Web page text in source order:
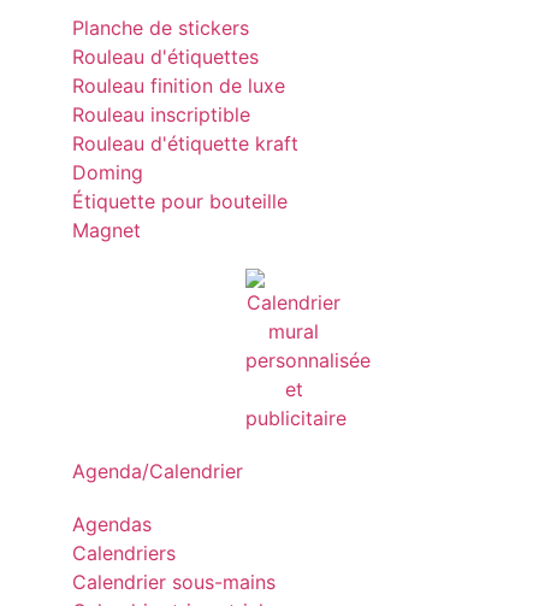
Planche de stickers
Rouleau d'étiquettes
Rouleau finition de luxe
Rouleau inscriptible
Rouleau d'étiquette kraft
Doming
Étiquette pour bouteille
Magnet
Agenda/Calendrier
Agendas
Calendriers
Calendrier sous-mains